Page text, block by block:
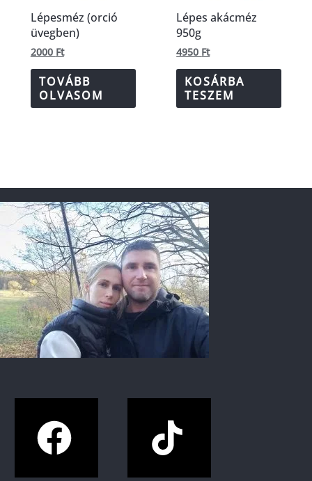
Lépesméz (orció
üvegben)
2000 Ft
TOVÁBB
OLVASOM
Lépes akácméz
950g
4950 Ft
KOSÁRBA
TESZEM